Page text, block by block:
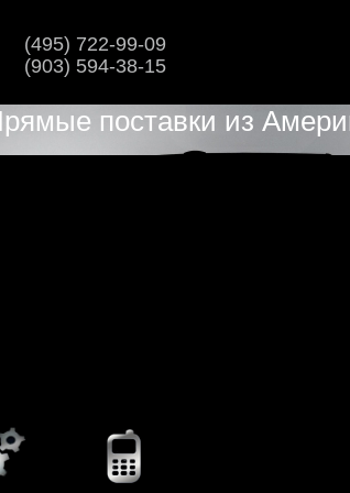
(495) 722-99-09
(903) 594-38-15
поставки из